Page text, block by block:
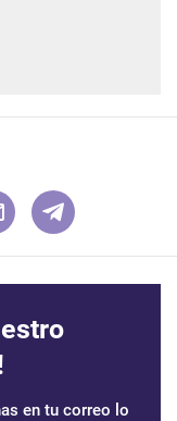
en tu correo lo